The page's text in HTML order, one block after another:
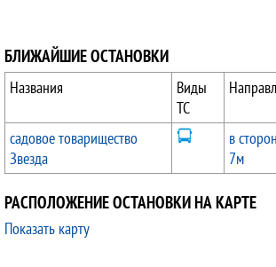
БЛИЖАЙШИЕ ОСТАНОВКИ
Названия
Виды
ТС
садовое товарищество
Звезда
в
7м
РАСПОЛОЖЕНИЕ ОСТАНОВКИ НА КАРТЕ
Показать карту